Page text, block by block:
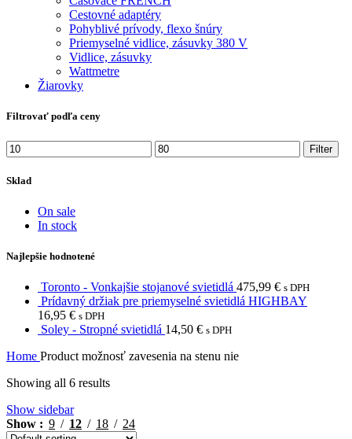
Cestovné adaptéry
Pohyblivé prívody, flexo šnúry
Priemyselné vidlice, zásuvky 380 V
Vidlice, zásuvky
Wattmetre
Žiarovky
Filtrovať podľa ceny
Min
price
Max
price
Filter
Sklad
On sale
In stock
Najlepšie hodnotené
Toronto - Vonkajšie stojanové svietidlá 475,99 € s DPH
Prídavný držiak pre priemyselné svietidlá HIGHBAY
16,95 € s DPH
Soley - Stropné svietidlá 14,50 € s DPH
Home Product možnosť zavesenia na stenu nie
Showing all 6 results
Show sidebar
Show
9 12 18 24